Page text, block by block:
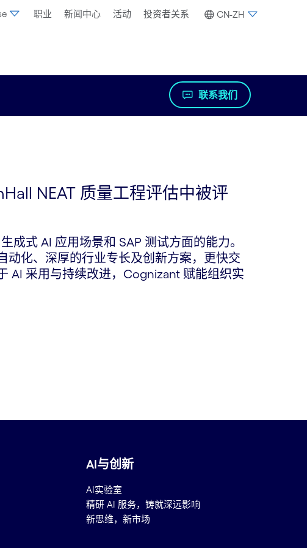
职业 新闻中心 活动 投资者关系 CN-ZH
联系我们
NEAT 质量工程评估中被评
成式 AI 应用场景和 SAP 测试方面的能力。
动化、深厚的行业专长及创新方案，更快交
AI 采用与持续改进，Cognizant 赋能组织实
AI与创新
AI实验室
精研 AI 服务，铸就深远影响
新思维，新市场